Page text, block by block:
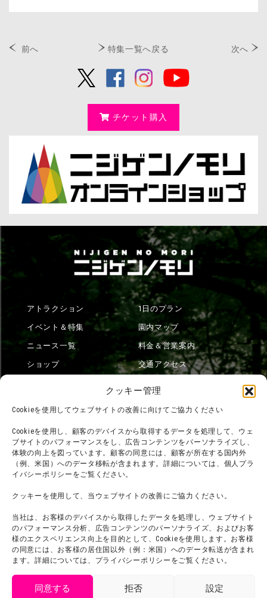
クッキー管理
Cookieを使用してウェブサイトの改善に向けてご協力ください
Cookieを使用し、顧客のデバイスから取得するデータを処理して、ウェ
ブサイトのパフォーマンスをし、広告コンテンツをパーソナライズし、
体験の向上を図っています。顧客の同意には、顧客が所在する国内外
（例、米国）へのデータ移転が含まれます。詳細については、個人プラ
イバシーポリシーをご覧ください。
クッキーを使用して、当ウェブサイトの改善にご協力ください。
当社は、お客様のデバイスから取得したデータを処理し、ウェブサイト
のパフォーマンス分析、広告コンテンツのパーソナライズ、およびお客
様のエクスペリエンス向上を目的として、Cookieを使用します。お客様
の同意には、お客様の居住国以外（例：米国）へのデータ転送が含まれ
ます。詳細については、プライバシーポリシーをご覧ください。
同意する 拒否 設定
前へ 特集一覧へ戻る 次へ
チケット購入
アトラクション
イベント＆特集
ニュース一覧
ショップ
1日のプラン
園内マップ
料金＆営業案内
交通アクセス
団体利用について
お問い合わせ
利用規約
プライバシーポリシー
プレスリリース
メディア掲載実績
会社概要
スタッフ募集